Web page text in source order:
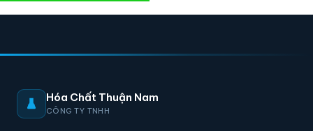
Hóa Chất Thuận Nam
CÔNG TY TNHH